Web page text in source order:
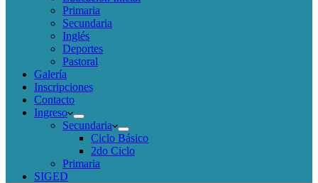
Primaria
Secundaria
Inglés
Deportes
Pastoral
Galería
Inscripciones
Contacto
Ingreso
Secundaria
Ciclo Básico
2do Ciclo
Primaria
SIGED